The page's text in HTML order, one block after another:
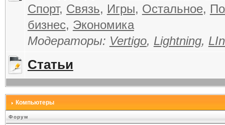
Спорт, Связь, Игры, Остальное,
бизнес, Экономика
Модераторы: Vertigo, Lightning,
Статьи
Компьютеры
Форум